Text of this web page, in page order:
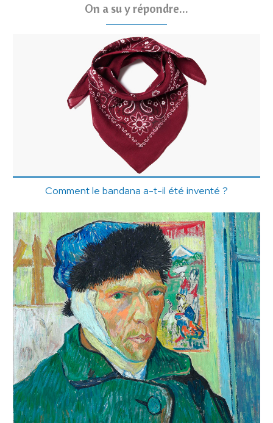
On a su y répondre...
Comment le bandana a-t-il été inventé ?